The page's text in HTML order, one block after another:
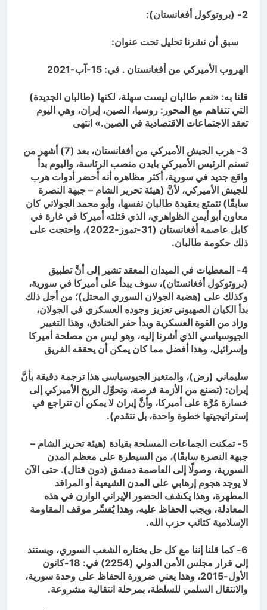
2- (بروتوكول أفغانستان):
سبق أن نشرنا تحليل تحت عنوان:
الهروب الأميركي من أفغانستان . في: 15-آب-2021
قلنا به: «نعم طالبان ليست سهلة، لكنها (طالبان الجديدة)
التي تتفاهم مع المحور: روسيا، الصين، إيران، وهي اليوم
تعقد الاجتماعات الاقتصادية في الصين.» انتهى
3- هرب الجيش الأميركي من أفغانستان، بعد (7) أشهر من
تسنم الرئيس الأميركي بايدن منصب الرئاسة، واليوم بدأ
واقع جديد في سورية، أكثر مظاهره أنه أحضر أدوات هرب
للجيش الأميركي، لأنَّ (هيئة تحرير الشام – جبهة النصرة
سابقًا) تتمتع بعقيدة طالبان نفسها، وأبو محمد الجولاني كان
معاون أبو أيمن الظواهري، الذي قتلته أميركا في غارة في
كابل عاصمة أفغانستان (31-تموز-2022)، واحتجت على
ذلك حكومة طالبان.
4- المعطيات في الميدان المعقد تشير إلى أنَّ تطبيق
(بروتوكول أفغانستان)، سوف يبدأ على أميركا في سورية،
وكذلك على (هضبة الجولان السوري المحتل)؛ من أجل ذلك
بدأ الكيان الصهيوني تعزيز وجوده العسكري في الجولان،
وزاد من القوة العسكرية وبدأ حفر الخنادق، وهذا التغيير
الجيوسياسي الذي أشرنا إليه، وهو ليس من مصلحة أميركا
وإسرائيل، وهذا أفضل مما كان يمكن أن يحققه الفريق
سليماني (رض)، والمتغير الجيوسياسي هذا ترجمة دقيقة بأنَّ
إيران: (تصنع من الأزمة فرصة، وتحوِّل الربح الأميركي إلى
خسارة مُرَّة على أميركا، وأنَّ إيران لا يمكن أن تتراجع في
إستراتيجيتها خطوة واحدة، بل تتقدم).
5- تمكنت الجماعات المسلحة بقيادة (هيئة تحرير الشام –
جبهة النصرة سابقًا)، من السيطرة على معظم المدن
السورية، وصولًا إلى العاصمة دمشق (دون قتال). حتى الآن
لا يوجد هجوم إرهابي على المدن الشيعية أو المراقد
المطهرة، وهذا يكشف الحضور الإيراني الوازن في هذه
المعادلة، ويجب الحفاظ عليه، وهذا يُفسِّر موقف المقاومة
الإسلامية كتائب حزب الله.
6- كما قلنا إننا مع كل حل يختاره الشعب السوري، ويستند
إلى قرار مجلس الأمن الدولي (2254) في: 18-كانون
الأول-2015، وهذا يعني ضرورة الحفاظ على وحدة سورية،
والانتقال السلمي للسلطة، بمرحلة انتقالية مشروعة.